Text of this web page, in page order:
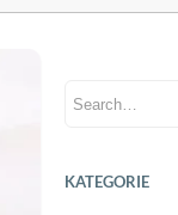
KATEGORIE